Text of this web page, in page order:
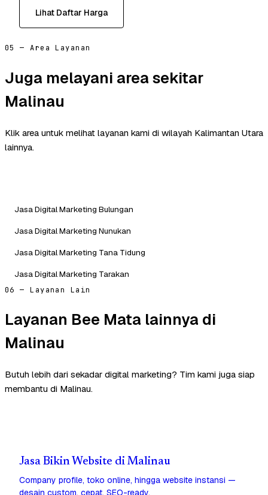
Lihat Daftar Harga
05 — Area Layanan
Juga melayani area sekitar
Malinau
Klik area untuk melihat layanan kami di wilayah Kalimantan Utara
lainnya.
Jasa Digital Marketing Bulungan
Jasa Digital Marketing Nunukan
Jasa Digital Marketing Tana Tidung
Jasa Digital Marketing Tarakan
06 — Layanan Lain
Layanan Bee Mata lainnya di
Malinau
Butuh lebih dari sekadar digital marketing? Tim kami juga siap
membantu di Malinau.
Jasa Bikin Website di Malinau
Company profile, toko online, hingga website instansi —
desain custom, cepat, SEO-ready.